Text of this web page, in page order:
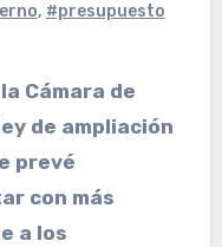
, #presupuesto
de ampliación
prevé
con más
a los